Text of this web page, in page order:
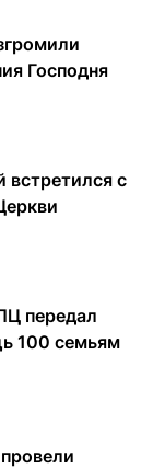
Господня
с
передал
100 семьям